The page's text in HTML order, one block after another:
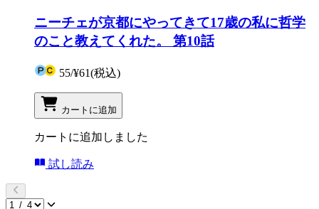
ニーチェが京都にやってきて17歳の私に哲学
のこと教えてくれた。 第10話
55/¥61(税込)
カートに追加
カートに追加しました
試し読み